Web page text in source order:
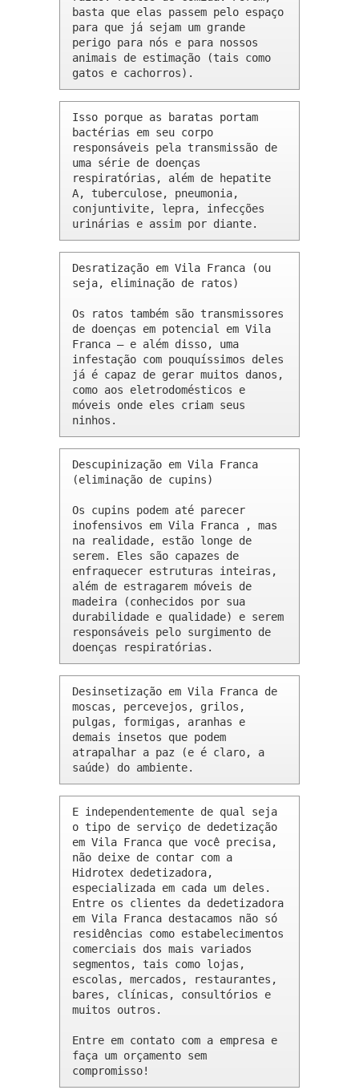
basta que elas passem pelo espaço
para que já sejam um grande
perigo para nós e para nossos
animais de estimação (tais como
gatos e cachorros).
Isso porque as baratas portam
bactérias em seu corpo
responsáveis pela transmissão de
uma série de doenças
respiratórias, além de hepatite
A, tuberculose, pneumonia,
conjuntivite, lepra, infecções
urinárias e assim por diante.
Desratização em Vila Franca (ou
seja, eliminação de ratos)
Os ratos também são transmissores
de doenças em potencial em Vila
Franca – e além disso, uma
infestação com pouquíssimos deles
já é capaz de gerar muitos danos,
como aos eletrodomésticos e
móveis onde eles criam seus
ninhos.
Descupinização em Vila Franca
(eliminação de cupins)
Os cupins podem até parecer
inofensivos em Vila Franca , mas
na realidade, estão longe de
serem. Eles são capazes de
enfraquecer estruturas inteiras,
além de estragarem móveis de
madeira (conhecidos por sua
durabilidade e qualidade) e serem
responsáveis pelo surgimento de
doenças respiratórias.
Desinsetização em Vila Franca de
moscas, percevejos, grilos,
pulgas, formigas, aranhas e
demais insetos que podem
atrapalhar a paz (e é claro, a
saúde) do ambiente.
E independentemente de qual seja
o tipo de serviço de dedetização
em Vila Franca que você precisa,
não deixe de contar com a
Hidrotex dedetizadora,
especializada em cada um deles.
Entre os clientes da dedetizadora
em Vila Franca destacamos não só
residências como estabelecimentos
comerciais dos mais variados
segmentos, tais como lojas,
escolas, mercados, restaurantes,
bares, clínicas, consultórios e
muitos outros.
Entre em contato com a empresa e
faça um orçamento sem
compromisso!